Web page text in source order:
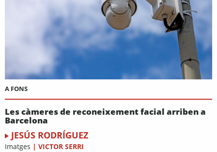
A FONS
Les càmeres de reconeixement facial arriben a
Barcelona
JESÚS RODRÍGUEZ
Imatges | VICTOR SERRI